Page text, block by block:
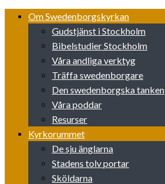
Skip
Om Swedenborgskyrkan
Gudstjänst i Stockholm
Bibelstudier Stockholm
Våra andliga verktyg
Träffa swedenborgare
Den swedenborgska tanken
Våra poddar
Resurser
Kyrkorummet
De sju änglarna
Stadens tolv portar
Sköldarna